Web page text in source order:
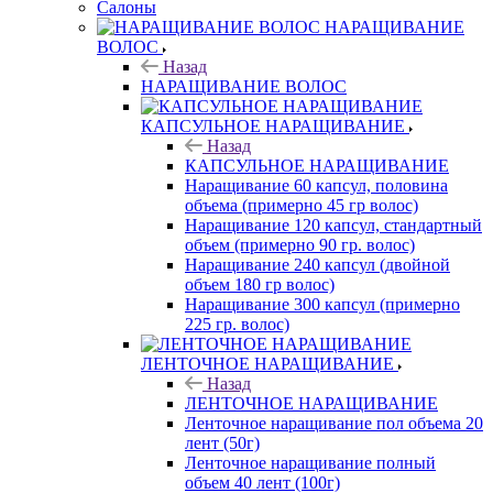
Салоны
НАРАЩИВАНИЕ
ВОЛОС
Назад
НАРАЩИВАНИЕ ВОЛОС
КАПСУЛЬНОЕ НАРАЩИВАНИЕ
Назад
КАПСУЛЬНОЕ НАРАЩИВАНИЕ
Наращивание 60 капсул, половина
объема (примерно 45 гр волос)
Наращивание 120 капсул, стандартный
объем (примерно 90 гр. волос)
Наращивание 240 капсул (двойной
объем 180 гр волос)
Наращивание 300 капсул (примерно
225 гр. волос)
ЛЕНТОЧНОЕ НАРАЩИВАНИЕ
Назад
ЛЕНТОЧНОЕ НАРАЩИВАНИЕ
Ленточное наращивание пол объема 20
лент (50г)
Ленточное наращивание полный
объем 40 лент (100г)